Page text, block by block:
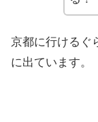
京都に行けるぐ
に出ています。